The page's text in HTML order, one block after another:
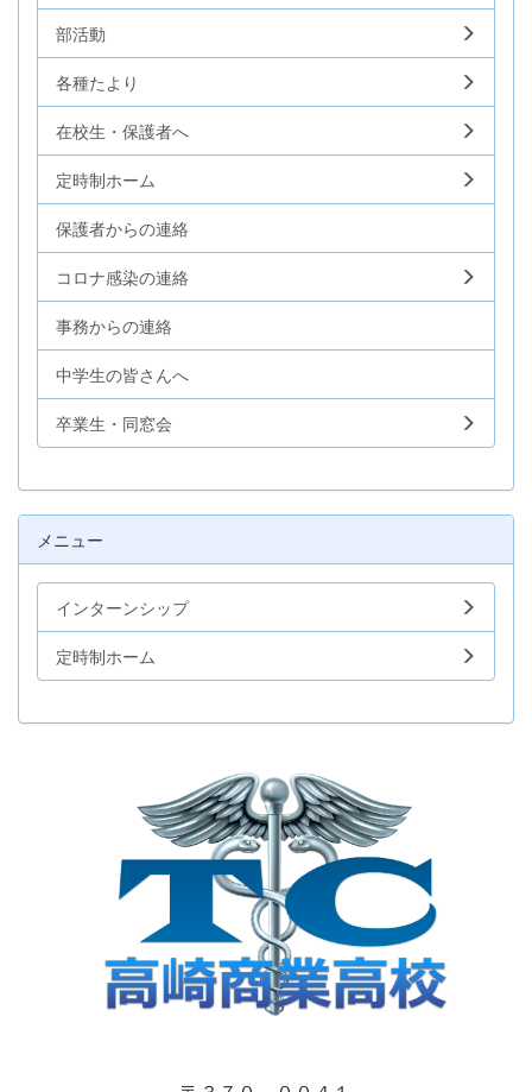
部活動
各種たより
在校生・保護者へ
定時制ホーム
保護者からの連絡
コロナ感染の連絡
事務からの連絡
中学生の皆さんへ
卒業生・同窓会
メニュー
インターンシップ
定時制ホーム